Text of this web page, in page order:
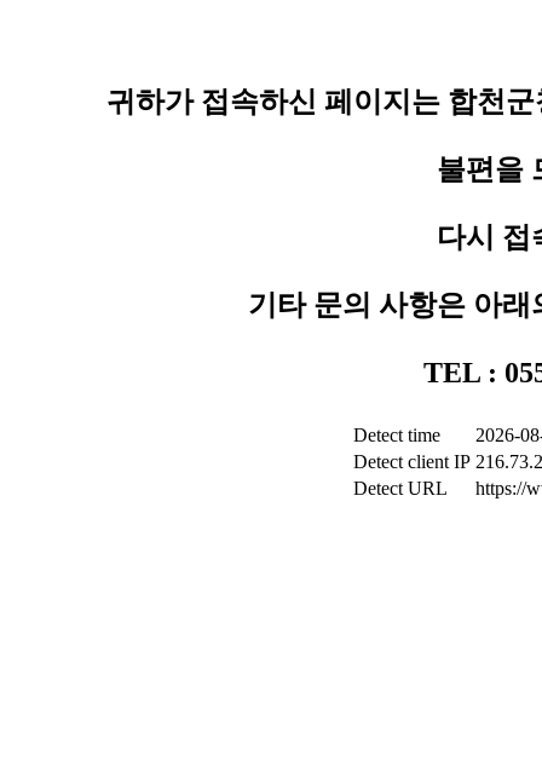
귀하가 접속하신 페이지는 합천
불편을
다시 접
기타 문의 사항은 아
TEL :
Detect time
2026-
Detect client IP
Detect URL
https://